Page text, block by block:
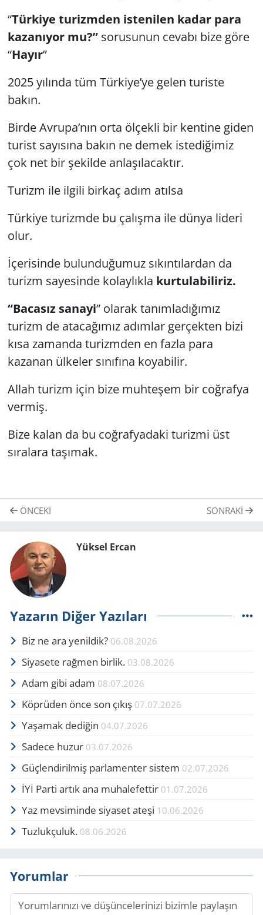
“Türkiye turizmden istenilen kadar para
kazanıyor mu?”sorusunun cevabı bize göre
“Hayır”
2025 yılında tüm Türkiye’ye gelen turiste
bakın.
Birde Avrupa’nın orta ölçekli bir kentine giden
turist sayısına bakın ne demek istediğimiz
çok net bir şekilde anlaşılacaktır.
Turizm ile ilgili birkaç adım atılsa
Türkiye turizmde bu çalışma ile dünya lideri
olur.
İçerisinde bulunduğumuz sıkıntılardan da
turizm sayesinde kolaylıkla kurtulabiliriz.
“Bacasız sanayi” olarak tanımladığımız
turizm de atacağımız adımlar gerçekten bizi
kısa zamanda turizmden en fazla para
kazanan ülkeler sınıfına koyabilir.
Allah turizm için bize muhteşem bir coğrafya
vermiş.
Bize kalan da bu coğrafyadaki turizmi üst
sıralara taşımak.
ÖNCEKI SONRAKI
Yüksel Ercan
Yazarın Diğer Yazıları
Biz ne ara yenildik? 06.08.2026
Siyasete rağmen birlik. 03.08.2026
Adam gibi adam 08.07.2026
Köprüden önce son çıkış 07.07.2026
Yaşamak dediğin 04.07.2026
Sadece huzur 03.07.2026
Güçlendirilmiş parlamenter sistem 02.07.2026
İYİ Parti artık ana muhalefettir 01.07.2026
Yaz mevsiminde siyaset ateşi 10.06.2026
Tuzlukçuluk. 08.06.2026
Yorumlar